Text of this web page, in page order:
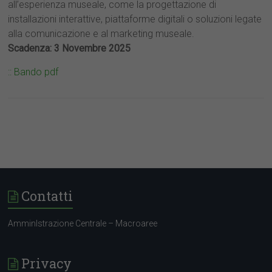
all’esperienza museale, come la progettazione di
installazioni interattive, piattaforme digitali o soluzioni legate
alla comunicazione e al marketing museale.
Scadenza: 3 Novembre 2025
:: Bando pdf
Contatti
AmminIstrazione Centrale – Macroaree
Privacy